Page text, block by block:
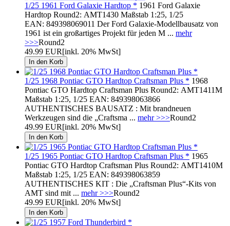
1/25 1961 Ford Galaxie Hardtop * 1961 Ford Galaxie
Hardtop Round2: AMT1430 Maßstab 1:25, 1/25
EAN: 849398069011 Der Ford Galaxie-Modellbausatz von
1961 ist ein großartiges Projekt für jeden M ... mehr
>>>Round2
49.99 EUR[inkl. 20% MwSt]
1/25 1968 Pontiac GTO Hardtop Craftsman Plus * 1968
Pontiac GTO Hardtop Craftsman Plus Round2: AMT1411M
Maßstab 1:25, 1/25 EAN: 849398063866
AUTHENTISCHES BAUSATZ : Mit brandneuen
Werkzeugen sind die „Craftsma ... mehr >>>Round2
49.99 EUR[inkl. 20% MwSt]
1/25 1965 Pontiac GTO Hardtop Craftsman Plus * 1965
Pontiac GTO Hardtop Craftsman Plus Round2: AMT1410M
Maßstab 1:25, 1/25 EAN: 849398063859
AUTHENTISCHES KIT : Die „Craftsman Plus“-Kits von
AMT sind mit ... mehr >>>Round2
49.99 EUR[inkl. 20% MwSt]